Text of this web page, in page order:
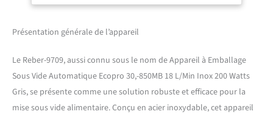
Présentation générale de l’appareil
Le Reber-9709, aussi connu sous le nom de Appareil à Emballage
Sous Vide Automatique Ecopro 30,-850MB 18 L/Min Inox 200 Watts
Gris, se présente comme une solution robuste et efficace pour la
mise sous vide alimentaire. Conçu en acier inoxydable, cet appareil